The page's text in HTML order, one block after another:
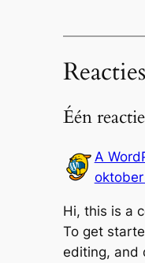
Reacties
Één
A
Hi, this is a
To get
editing, and